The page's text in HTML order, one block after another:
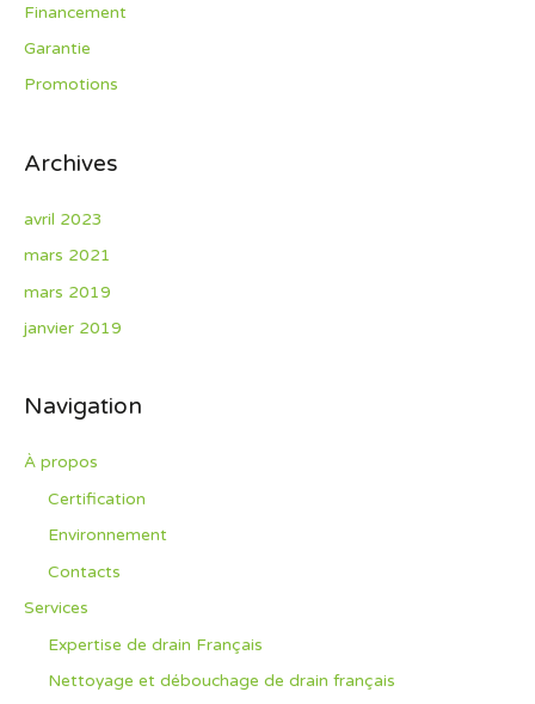
Financement
Garantie
Promotions
Archives
avril 2023
mars 2021
mars 2019
janvier 2019
Navigation
À propos
Certification
Environnement
Contacts
Services
Expertise de drain Français
Nettoyage et débouchage de drain français